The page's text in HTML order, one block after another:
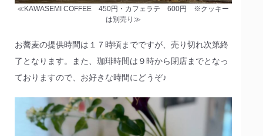
≪KAWASEMI COFFEE 450円・カフェラテ 600円 ※クッキー
は別売り≫
お蕎麦の提供時間は１７時頃までですが、売り切れ次第終
了となります。また、珈琲時間は９時から閉店までとなっ
ておりますので、お好きな時間にどうぞ♪